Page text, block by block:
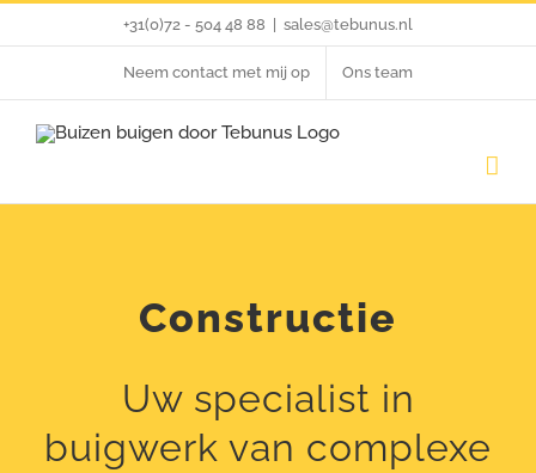
inhoud
+31(0)72 - 504 48 88 sales@tebunus.nl
Neem contact met mij op Ons team
Constructie
Uw specialist in
buigwerk van complexe